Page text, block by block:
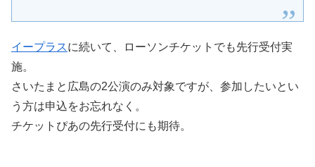
イープラスに続いて、ローソンチケットでも先行受付実
施。
さいたまと広島の2公演のみ対象ですが、参加したいとい
う方は申込をお忘れなく。
チケットぴあの先行受付にも期待。